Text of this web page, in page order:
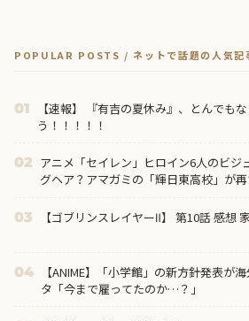
POPULAR POSTS / ネットで話題の人気記
01
【速報】 『有吉の夏休み』、とんでも
う！！！！！
02 アニメ「セイレン」ヒロイン6人のビジ
グヘア？アマガミの「輝日東高校」が再
03 【ゴブリンスレイヤーⅡ】 第10話 感想
04
【ANIME】「小学館」の新方針発表が
タ「今まで雇ってたのか…？」